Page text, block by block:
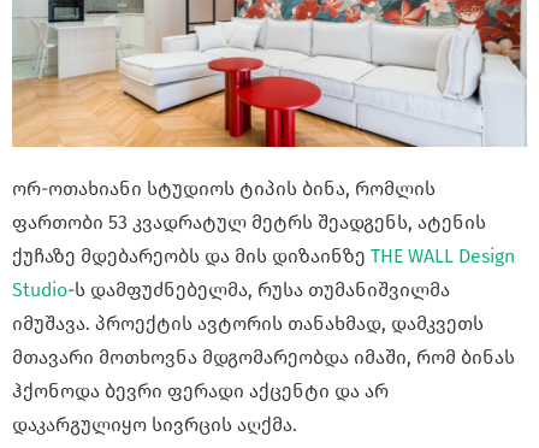
ორ-ოთახიანი სტუდიოს ტიპის ბინა, რომლის
ფართობი 53 კვადრატულ მეტრს შეადგენს, ატენის
ქუჩაზე მდებარეობს და მის დიზაინზე THE WALL Design
Studio-ს დამფუძნებელმა, რუსა თუმანიშვილმა
იმუშავა. პროექტის ავტორის თანახმად, დამკვეთს
მთავარი მოთხოვნა მდგომარეობდა იმაში, რომ ბინას
ჰქონოდა ბევრი ფერადი აქცენტი და არ
დაკარგულიყო სივრცის აღქმა.